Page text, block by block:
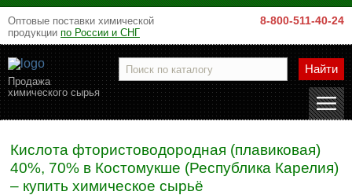
Оптовые поставки химической
продукции по России и СНГ
8-800-511-40-24
Продажа
химического сырья
Найти
Кислота фтористоводородная (плавиковая)
40%, 70% в Костомукше (Республика Карелия)
– купить химическое сырьё